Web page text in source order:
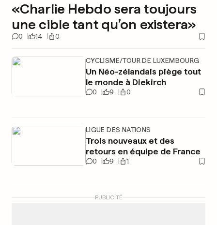
«Charlie Hebdo sera toujours
une cible tant qu’on existera»
0 14 0
CYCLISME/TOUR DE LUXEMBOURG
Un Néo-zélandais piège tout
le monde à Diekirch
0 9 0
LIGUE DES NATIONS
Trois nouveaux et des
retours en équipe de France
0 9 1
PUBLICITÉ